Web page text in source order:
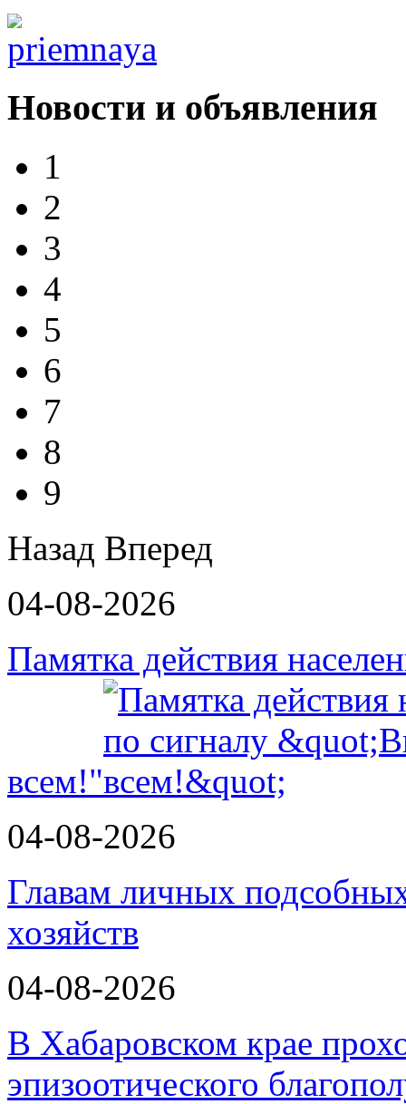
Новости и объявления
1
2
3
4
5
6
7
8
9
Назад Вперед
04-08-2026
Памятка действия
всем!"
04-08-2026
Главам личных
хозяйств
04-08-2026
В Хабаровском крае
эпизоотического